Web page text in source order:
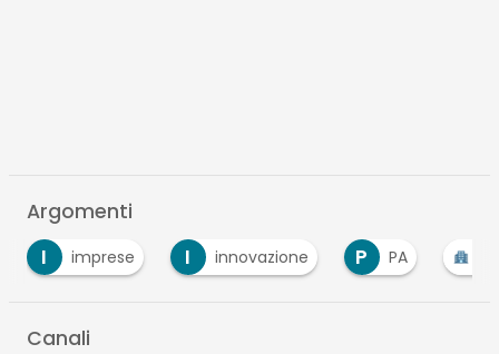
Argomenti
I
imprese I innovazione P PA
Canali